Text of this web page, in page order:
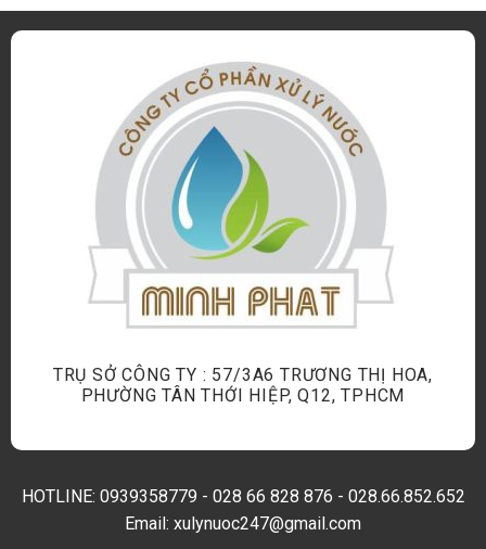
TRỤ SỞ CÔNG TY : 57/3A6 TRƯƠNG THỊ HOA,
PHƯỜNG TÂN THỚI HIỆP, Q12, TPHCM
HOTLINE: 0939358779 - 028 66 828 876 - 028.66.852.652
Email: xulynuoc247@gmail.com